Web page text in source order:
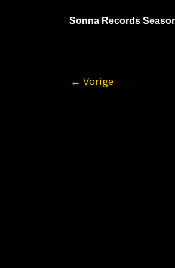
Sonna Records
← Vorige